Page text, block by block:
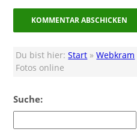
Du bist hier:Start »Webkram
Fotos online
Suche: